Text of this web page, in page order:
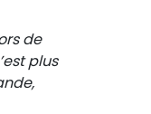
de
plus